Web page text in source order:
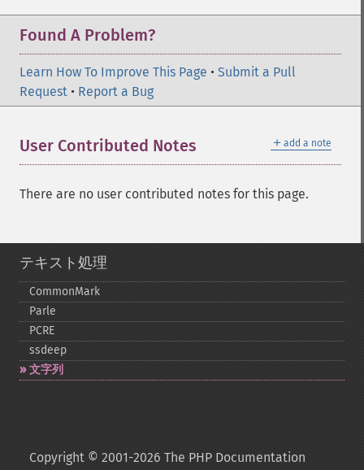
Found A Problem?
Learn How To Improve This Page • Submit a Pull
Request • Report a Bug
＋ add a note
User Contributed Notes
There are no user contributed notes for this page.
テキスト処理
CommonMark
Parle
PCRE
ssdeep
文字列
Copyright © 2001-2026 The PHP Documentation